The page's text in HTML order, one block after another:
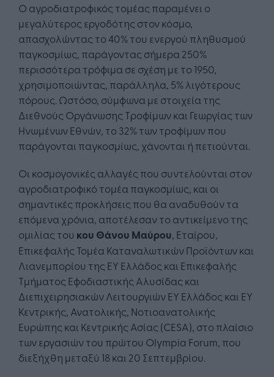
Ο αγροδιατροφικός τομέας παραμένει ο
μεγαλύτερος εργοδότης στον κόσμο,
απασχολώντας το 40% του ενεργού πληθυσμού
παγκοσμίως, παράγοντας σήμερα 250%
περισσότερα τρόφιμα σε σχέση με το 1950,
χρησιμοποιώντας, παράλληλα, 5% λιγότερους
πόρους. Ωστόσο, σύμφωνα με στοιχεία της
Διεθνούς Οργάνωσης Τροφίμων και Γεωργίας των
Ηνωμένων Εθνών, το 32% των τροφίμων που
παράγονται παγκοσμίως, χάνονται ή πετιούνται.
Οι κοσμογονικές αλλαγές που συντελούνται στον
αγροδιατροφικό τομέα παγκοσμίως, και οι
σημαντικές προκλήσεις που θα αναδυθούν τα
επόμενα χρόνια, αποτέλεσαν το αντικείμενο της
ομιλίας του κου Θάνου Μαύρου, Εταίρου,
Επικεφαλής Τομέα Καταναλωτικών Προϊόντων και
Λιανεμπορίου της EY Ελλάδος και Επικεφαλής
Τμήματος Εφοδιαστικής Αλυσίδας και
Διεπιχειρησιακών Λειτουργιών EY Ελλάδος και EY
Κεντρικής, Ανατολικής, Νοτιοανατολικής
Ευρώπης και Κεντρικής Ασίας (CESA), στο πλαίσιο
των εργασιών του πρώτου Olympia Forum, που
διεξήχθη μεταξύ 18 και 20 Σεπτεμβρίου.